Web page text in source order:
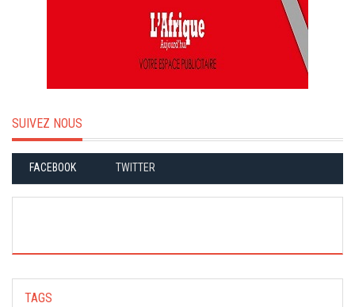
SUIVEZ NOUS
FACEBOOK TWITTER
TAGS